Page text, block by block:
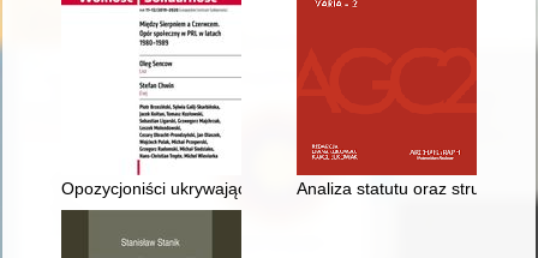
Opozycjoniści ukrywający się przed internowaniem po
Analiza statutu oraz struktury